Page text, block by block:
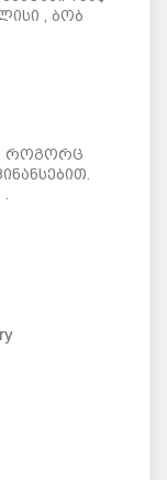
, ბობ
, როგორც